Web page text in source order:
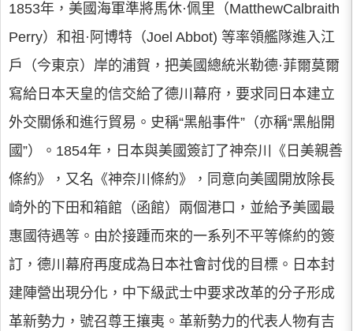
1853年，美國海軍準將馬休·佩里（MatthewCalbraith
Perry）和祖·阿博特（Joel Abbot) 等率領艦隊進入江
戶（今東京）岸的浦賀，把美國總統米勒德·菲爾莫爾
寫給日本天皇的信交給了德川幕府，要求同日本建立
外交關係和進行貿易。史稱“黑船事件”（亦稱“黑船開
國”）。1854年，日本與美國簽訂了神奈川《日美親善
條約》，又名《神奈川條約》，同意向美國開放除長
崎外的下田和箱館（函館）兩個港口，並給予美國最
惠國待遇等。由於接踵而來的一系列不平等條約的簽
訂，德川幕府再度成為日本社會討伐的目標。日本封
建陣營出現分化，中下級武士中要求改革的分子形成
革新勢力，號召尊王攘夷。革新勢力的代表人物有吉